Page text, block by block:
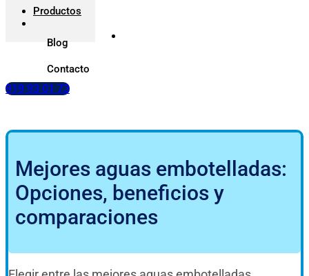
Productos
Blog
Contacto
919 93 01 73
Mejores aguas embotelladas:
Opciones, beneficios y
comparaciones